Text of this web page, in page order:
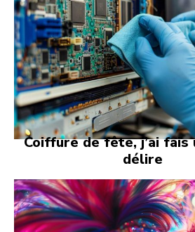
Coiffure de fête, j’ai fais
délire